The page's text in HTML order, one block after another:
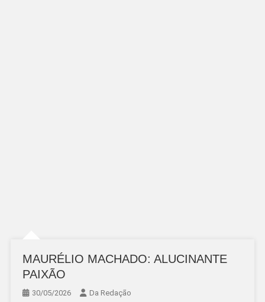
MAURÉLIO MACHADO: ALUCINANTE
PAIXÃO
30/05/2026 Da Redação